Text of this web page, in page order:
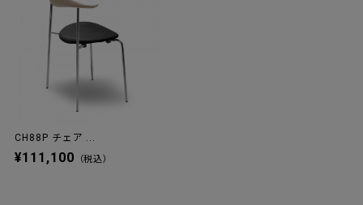
CH88P チェア ...
¥111,100 （税込）